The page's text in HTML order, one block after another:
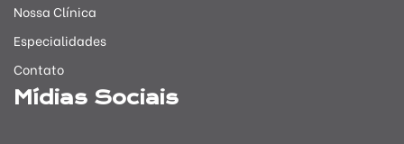
Nossa Clínica
Especialidades
Contato
Mídias Sociais